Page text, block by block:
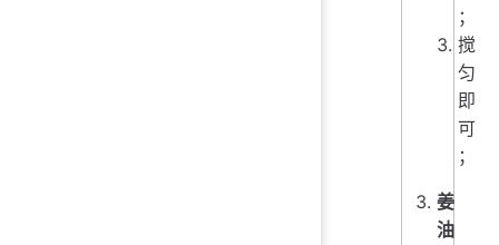
；
搅
匀
即
可
；
姜
油